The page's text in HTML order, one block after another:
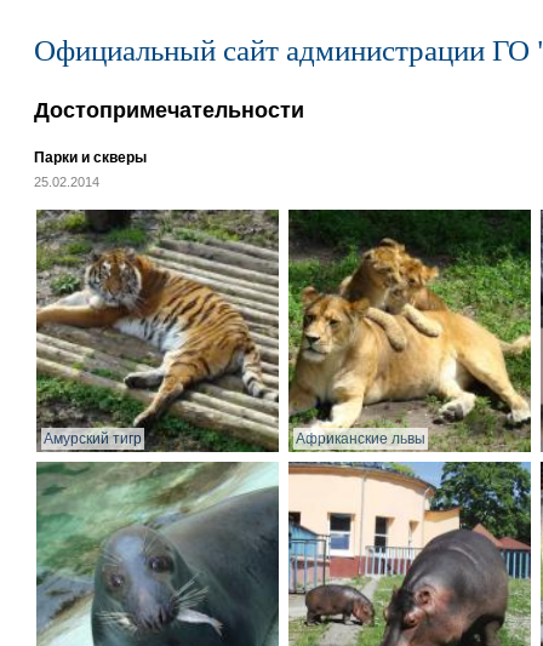
Официальный сайт администрации ГО
Достопримечательности
Парки и скверы
25.02.2014
Амурский тигр Африканские львы